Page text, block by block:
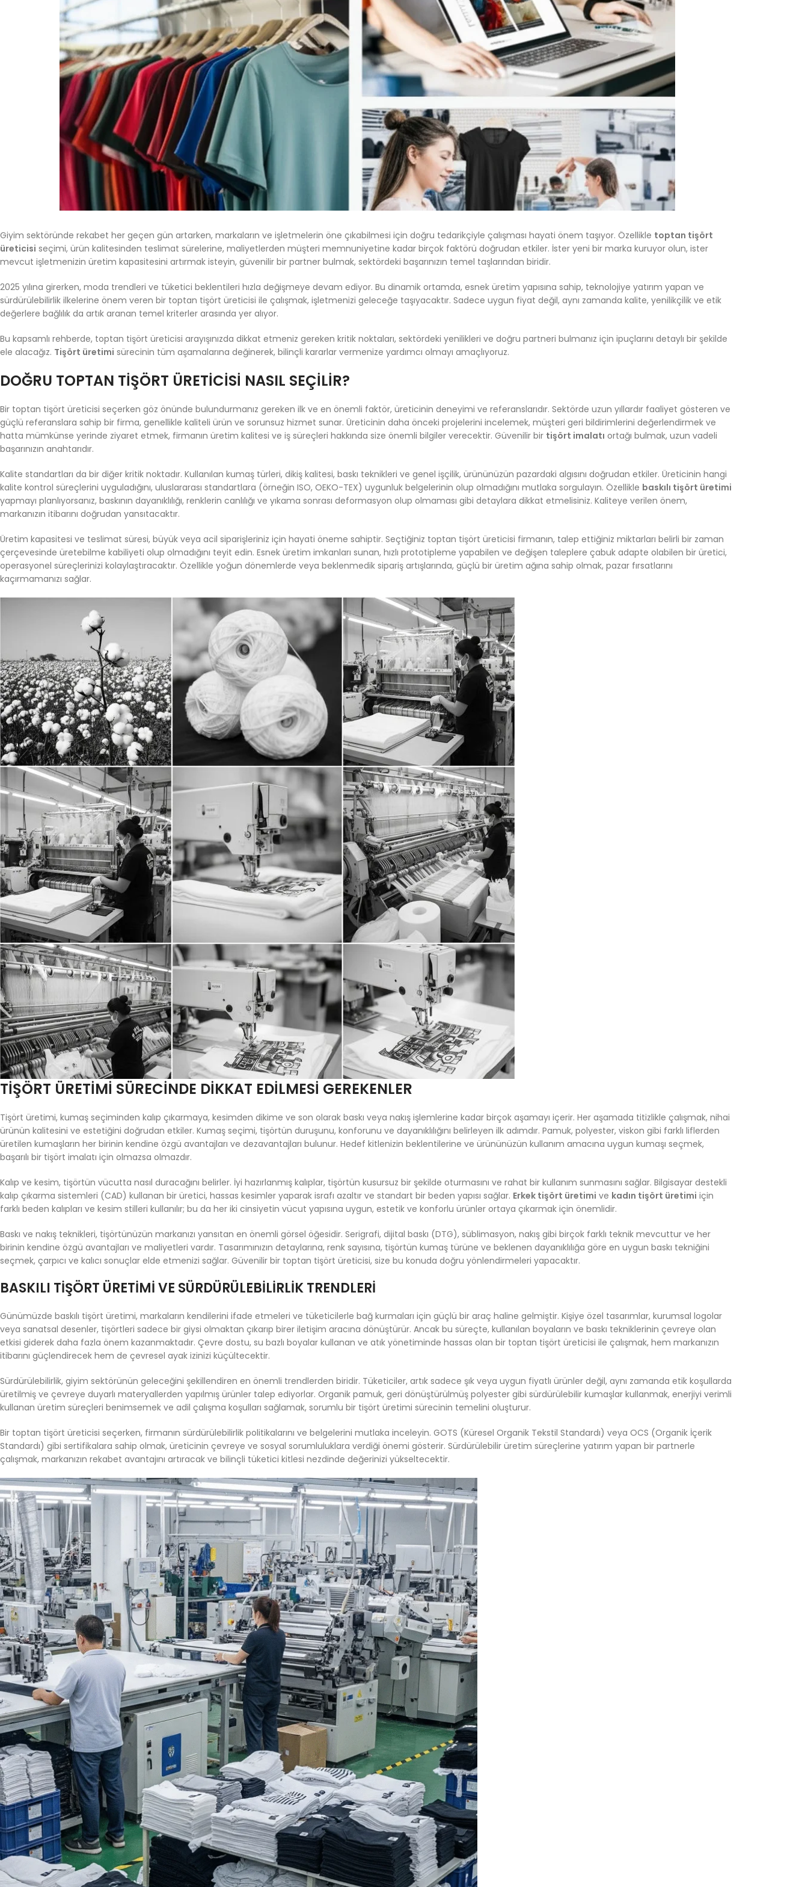
Giyim sektöründe rekabet her geçen gün artarken, markaların ve işletmelerin öne çıkabilmesi için doğru tedarikçiyle çalışması hayati önem taşıyor. Özellikle toptan tişört
üreticisi seçimi, ürün kalitesinden teslimat sürelerine, maliyetlerden müşteri memnuniyetine kadar birçok faktörü doğrudan etkiler. İster yeni bir marka kuruyor olun, ister
mevcut işletmenizin üretim kapasitesini artırmak isteyin, güvenilir bir partner bulmak, sektördeki başarınızın temel taşlarından biridir.
2025 yılına girerken, moda trendleri ve tüketici beklentileri hızla değişmeye devam ediyor. Bu dinamik ortamda, esnek üretim yapısına sahip, teknolojiye yatırım yapan ve
sürdürülebilirlik ilkelerine önem veren bir toptan tişört üreticisi ile çalışmak, işletmenizi geleceğe taşıyacaktır. Sadece uygun fiyat değil, aynı zamanda kalite, yenilikçilik ve etik
değerlere bağlılık da artık aranan temel kriterler arasında yer alıyor.
Bu kapsamlı rehberde, toptan tişört üreticisi arayışınızda dikkat etmeniz gereken kritik noktaları, sektördeki yenilikleri ve doğru partneri bulmanız için ipuçlarını detaylı bir şekilde
ele alacağız. Tişört üretimi sürecinin tüm aşamalarına değinerek, bilinçli kararlar vermenize yardımcı olmayı amaçlıyoruz.
DOĞRU TOPTAN TIŞÖRT ÜRETICISI NASIL SEÇILIR?
Bir toptan tişört üreticisi seçerken göz önünde bulundurmanız gereken ilk ve en önemli faktör, üreticinin deneyimi ve referanslarıdır. Sektörde uzun yıllardır faaliyet gösteren ve
güçlü referanslara sahip bir firma, genellikle kaliteli ürün ve sorunsuz hizmet sunar. Üreticinin daha önceki projelerini incelemek, müşteri geri bildirimlerini değerlendirmek ve
hatta mümkünse yerinde ziyaret etmek, firmanın üretim kalitesi ve iş süreçleri hakkında size önemli bilgiler verecektir. Güvenilir bir tişört imalatı ortağı bulmak, uzun vadeli
başarınızın anahtarıdır.
Kalite standartları da bir diğer kritik noktadır. Kullanılan kumaş türleri, dikiş kalitesi, baskı teknikleri ve genel işçilik, ürününüzün pazardaki algısını doğrudan etkiler. Üreticinin hangi
kalite kontrol süreçlerini uyguladığını, uluslararası standartlara (örneğin ISO, OEKO-TEX) uygunluk belgelerinin olup olmadığını mutlaka sorgulayın. Özellikle baskılı tişört üretimi
yapmayı planlıyorsanız, baskının dayanıklılığı, renklerin canlılığı ve yıkama sonrası deformasyon olup olmaması gibi detaylara dikkat etmelisiniz. Kaliteye verilen önem,
markanızın itibarını doğrudan yansıtacaktır.
Üretim kapasitesi ve teslimat süresi, büyük veya acil siparişleriniz için hayati öneme sahiptir. Seçtiğiniz toptan tişört üreticisi firmanın, talep ettiğiniz miktarları belirli bir zaman
çerçevesinde üretebilme kabiliyeti olup olmadığını teyit edin. Esnek üretim imkanları sunan, hızlı prototipleme yapabilen ve değişen taleplere çabuk adapte olabilen bir üretici,
operasyonel süreçlerinizi kolaylaştıracaktır. Özellikle yoğun dönemlerde veya beklenmedik sipariş artışlarında, güçlü bir üretim ağına sahip olmak, pazar fırsatlarını
kaçırmamanızı sağlar.
TIŞÖRT ÜRETIMI SÜRECINDE DIKKAT EDILMESI GEREKENLER
Tişört üretimi, kumaş seçiminden kalıp çıkarmaya, kesimden dikime ve son olarak baskı veya nakış işlemlerine kadar birçok aşamayı içerir. Her aşamada titizlikle çalışmak, nihai
ürünün kalitesini ve estetiğini doğrudan etkiler. Kumaş seçimi, tişörtün duruşunu, konforunu ve dayanıklılığını belirleyen ilk adımdır. Pamuk, polyester, viskon gibi farklı liflerden
üretilen kumaşların her birinin kendine özgü avantajları ve dezavantajları bulunur. Hedef kitlenizin beklentilerine ve ürününüzün kullanım amacına uygun kumaşı seçmek,
başarılı bir tişört imalatı için olmazsa olmazdır.
Kalıp ve kesim, tişörtün vücutta nasıl duracağını belirler. İyi hazırlanmış kalıplar, tişörtün kusursuz bir şekilde oturmasını ve rahat bir kullanım sunmasını sağlar. Bilgisayar destekli
kalıp çıkarma sistemleri (CAD) kullanan bir üretici, hassas kesimler yaparak israfı azaltır ve standart bir beden yapısı sağlar. Erkek tişört üretimi ve kadın tişört üretimi için
farklı beden kalıpları ve kesim stilleri kullanılır; bu da her iki cinsiyetin vücut yapısına uygun, estetik ve konforlu ürünler ortaya çıkarmak için önemlidir.
Baskı ve nakış teknikleri, tişörtünüzün markanızı yansıtan en önemli görsel öğesidir. Serigrafi, dijital baskı (DTG), süblimasyon, nakış gibi birçok farklı teknik mevcuttur ve her
birinin kendine özgü avantajları ve maliyetleri vardır. Tasarımınızın detaylarına, renk sayısına, tişörtün kumaş türüne ve beklenen dayanıklılığa göre en uygun baskı tekniğini
seçmek, çarpıcı ve kalıcı sonuçlar elde etmenizi sağlar. Güvenilir bir toptan tişört üreticisi, size bu konuda doğru yönlendirmeleri yapacaktır.
BASKILI TIŞÖRT ÜRETIMI VE SÜRDÜRÜLEBILIRLIK TRENDLERI
Günümüzde baskılı tişört üretimi, markaların kendilerini ifade etmeleri ve tüketicilerle bağ kurmaları için güçlü bir araç haline gelmiştir. Kişiye özel tasarımlar, kurumsal logolar
veya sanatsal desenler, tişörtleri sadece bir giysi olmaktan çıkarıp birer iletişim aracına dönüştürür. Ancak bu süreçte, kullanılan boyaların ve baskı tekniklerinin çevreye olan
etkisi giderek daha fazla önem kazanmaktadır. Çevre dostu, su bazlı boyalar kullanan ve atık yönetiminde hassas olan bir toptan tişört üreticisi ile çalışmak, hem markanızın
itibarını güçlendirecek hem de çevresel ayak izinizi küçültecektir.
Sürdürülebilirlik, giyim sektörünün geleceğini şekillendiren en önemli trendlerden biridir. Tüketiciler, artık sadece şık veya uygun fiyatlı ürünler değil, aynı zamanda etik koşullarda
üretilmiş ve çevreye duyarlı materyallerden yapılmış ürünler talep ediyorlar. Organik pamuk, geri dönüştürülmüş polyester gibi sürdürülebilir kumaşlar kullanmak, enerjiyi verimli
kullanan üretim süreçleri benimsemek ve adil çalışma koşulları sağlamak, sorumlu bir tişört üretimi sürecinin temelini oluşturur.
Bir toptan tişört üreticisi seçerken, firmanın sürdürülebilirlik politikalarını ve belgelerini mutlaka inceleyin. GOTS (Küresel Organik Tekstil Standardı) veya OCS (Organik İçerik
Standardı) gibi sertifikalara sahip olmak, üreticinin çevreye ve sosyal sorumluluklara verdiği önemi gösterir. Sürdürülebilir üretim süreçlerine yatırım yapan bir partnerle
çalışmak, markanızın rekabet avantajını artıracak ve bilinçli tüketici kitlesi nezdinde değerinizi yükseltecektir.